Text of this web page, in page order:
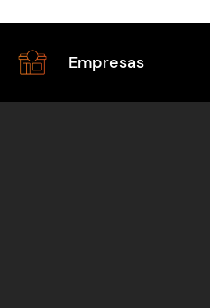
Empresas